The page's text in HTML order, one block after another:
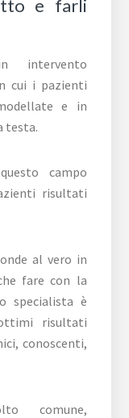
e farli
cui i pazienti
e in
testa.
campo
risultati
al vero in
fare con la
specialista è
risultati
conoscenti,
comune,